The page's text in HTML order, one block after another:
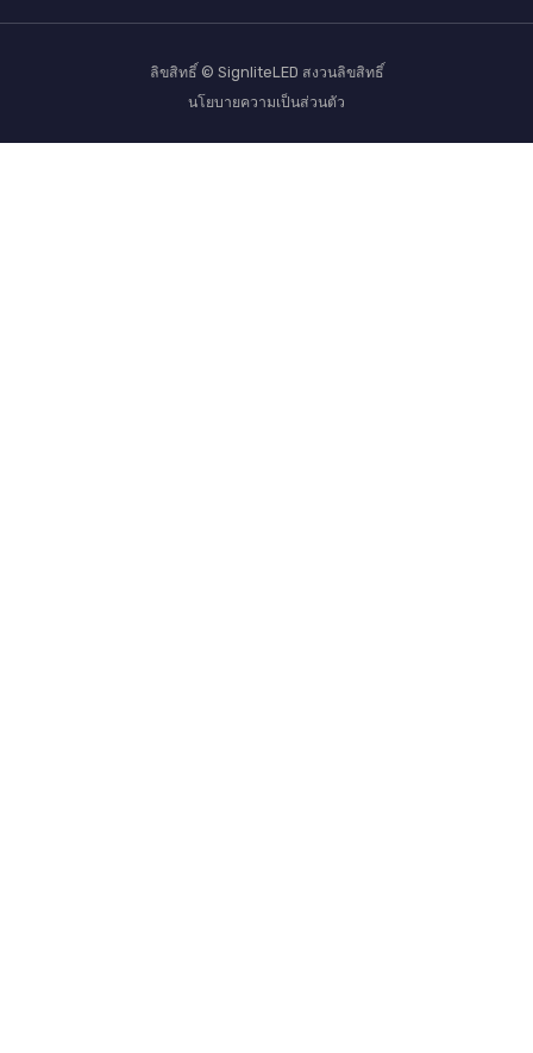
ลิขสิทธิ์ © SignliteLED สงวนลิขสิทธิ์
นโยบายความเป็นส่วนตัว